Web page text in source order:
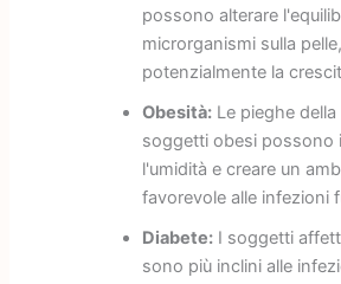
possono alterare
microrganismi sulla
potenzialmente la
Obesità:Le pieghe della
soggetti obesi possono
l'umidità e creare un
favorevole alle infezioni
Diabete:I soggetti
sono più inclini alle